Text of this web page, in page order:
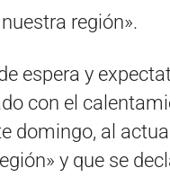
región».
espera y
con el
domingo, al
y que se